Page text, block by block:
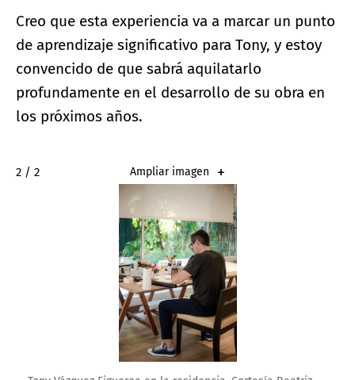
Creo que esta experiencia va a marcar un punto
de aprendizaje significativo para Tony, y estoy
convencido de que sabrá aquilatarlo
profundamente en el desarrollo de su obra en
los próximos años.
2 / 2 Ampliar imagen